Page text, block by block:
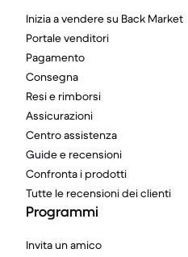
Inizia a vendere su Back Market
Portale venditori
Pagamento
Consegna
Resi e rimborsi
Assicurazioni
Centro assistenza
Guide e recensioni
Confronta i prodotti
Tutte le recensioni dei clienti
Programmi
Invita un amico